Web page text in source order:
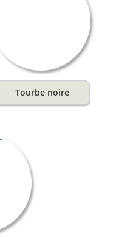
Tourbe noire